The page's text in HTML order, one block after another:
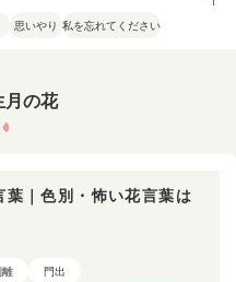
思いやり 私を忘れてください
月の花
葉｜色別・怖い花言葉は
離 門出